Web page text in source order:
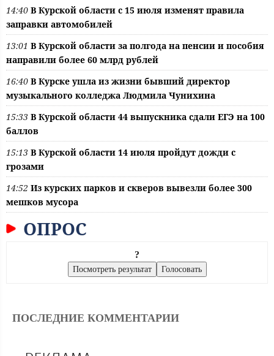
14:40 В Курской области с 15 июля изменят правила
заправки автомобилей
13:01 В Курской области за полгода на пенсии и пособия
направили более 60 млрд рублей
16:40 В Курске ушла из жизни бывший директор
музыкального колледжа Людмила Чунихина
15:33 В Курской области 44 выпускника сдали ЕГЭ на 100
баллов
15:13 В Курской области 14 июля пройдут дожди с
грозами
14:52 Из курских парков и скверов вывезли более 300
мешков мусора
ОПРОС
?
ПОСЛЕДНИЕ КОММЕНТАРИИ